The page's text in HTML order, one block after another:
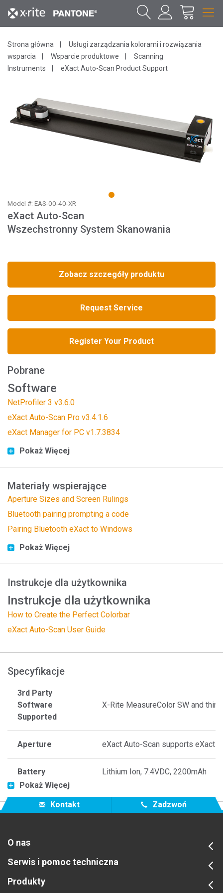
Strona główna
Usługi zarządzania kolorami i rozwiązania
wsparcia
Wsparcie produktowe
Scanning
Instruments
eXact Auto-Scan Product Support
1
Model #: EAS-00-40-XR
eXact Auto-Scan
Wszechstronny System Skanowania
Zobacz szczegóły produktu
Request Service
Register Your Product
Pobrane
Software
NetProfiler 3 v3.6.0
eXact Auto-Scan Pro v3.4.1.6
eXact Manager for PC v1.7.3834
Pokaż Więcej
Materiały wspierające
Aperture Sizes and Screen Rulings
Bluetooth pairing prompting a code
Pairing Bluetooth eXact to Windows
Pokaż Więcej
Instrukcje dla użytkownika
Instrukcje dla użytkownika
How to Create the Perfect Colorbar
eXact Auto-Scan User Guide
Specyfikacje
3rd Party
Software
Supported
X-Rite MeasureColor SW and
Aperture eXact Auto-Scan supports eXact
Battery Lithium Ion, 7.4VDC, 2200mAh
Black Background
With Sheet
Yes
Support
Color Bar
Pokaż Więcej
Kontakt Zadzwoń
O nas
Serwis i pomoc techniczna
Produkty